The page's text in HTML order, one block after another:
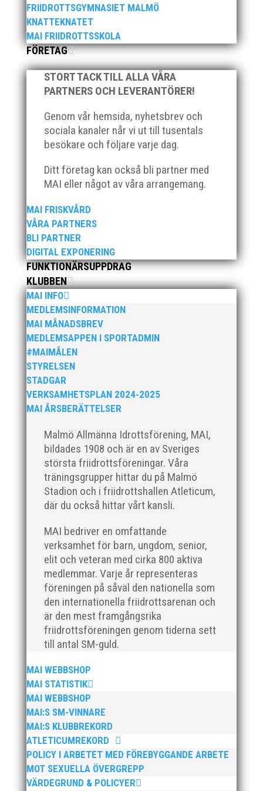
FRIIDROTTSGYMNASIET MALMÖ
KNATTEKNATET
MAI FRIIDROTTSSKOLA
FÖRETAG
STORT TACK TILL ALLA VÅRA
PARTNERS OCH LEVERANTÖRER!
Genom vår hemsida, nyhetsbrev och
sociala kanaler når vi ut till tusentals
besökare och följare varje dag.
Ditt företag kan också bli partner med
MAI eller något av våra arrangemang.
MAI FRISKVÅRD
VÅRA PARTNERS
BLI PARTNER
DIGITAL EXPONERING
FUNKTIONÄRSUPPDRAG
KLUBBEN
MAI INFO
MEDLEMSINFORMATION
MAI MÅNADSBREV
MEDLEMSAPPEN I SPORTADMIN
#MAIMÅLEN
STYRELSEN
STADGAR
VERKSAMHETSPLAN 2024-2025
MAI ÅRSBERÄTTELSER
Malmö Allmänna Idrottsförening, MAI,
bildades 1908 och är en av Sveriges
största friidrottsföreningar. Våra
träningsgrupper hittar du på Malmö
Stadion och i friidrottshallen Atleticum,
där du också hittar vårt kansli.
MAI bedriver en omfattande
verksamhet för barn, ungdom, senior,
elit och veteran med cirka 800 aktiva
medlemmar. Varje år representeras
föreningen på såväl den nationella som
den internationella friidrottsarenan och
är den mest framgångsrika
friidrottsföreningen genom tiderna sett
till antal SM-guld.
MAI WEBBSHOP
MAI STATISTIK
MAI WEBBSHOP
MAI:S SM-VINNARE
MAI:S KLUBBREKORD
ATLETICUMREKORD
POLICY I ARBETET MED FÖREBYGGANDE ARBETE
MOT SEXUELLA ÖVERGREPP
VÄRDEGRUND & POLICYER
När Friidrottssverige samlades för fest gick en av
utmärkelserna till MAI och Kalvinknatet – Lasses
skötebarn i alla år. MAI-delegationen fick ta emot
priset ”Årets pulshöjare”, och bland annat fanns
hyllningarna. –...
Som traditionen bjuder så var vi ett helt gäng löpare
från MAI RUNNERS som sprang det mysiga
Sylvesterloppet på självaste nyårsafton. Formen är
enkel, ett eller två varv runt Pildammsparken (2,7 km
respektive 5,4 kilometer), med tidtagning på de fem
främsta i varje...
Klubbchef – Malmö Allmänna Idrottsförening (MAI)
Vill du vara med och skapa glädje, gemenskap och
utveckling i en av Sveriges största
– MAI – söker en engagerad, strategisk,
relationsbyggande och affärsinriktad...
För mig har Lasse betytt oerhört mycket på flera
plan. På 80- och 90-talet, då jag själv var aktiv, var
han för mig en handlingskraftig ledare som alltid var
på plats och igång med en mängd olika projekt. Med
sin parhäst och nära vän, Bengt Bendéus,...
Nu är hösten här och för oss MAI:re betyder det olika
saker beroende på var man befinner sig i
organisationen. Här kommer en liten sammanfattning